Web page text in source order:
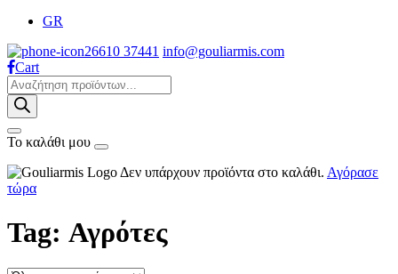
GR
26610 37441 info@gouliarmis.com
Cart
Products
search
Το καλάθι μου
Δεν υπάρχουν προϊόντα στο καλάθι. Αγόρασε
τώρα
Tag: Αγρότες